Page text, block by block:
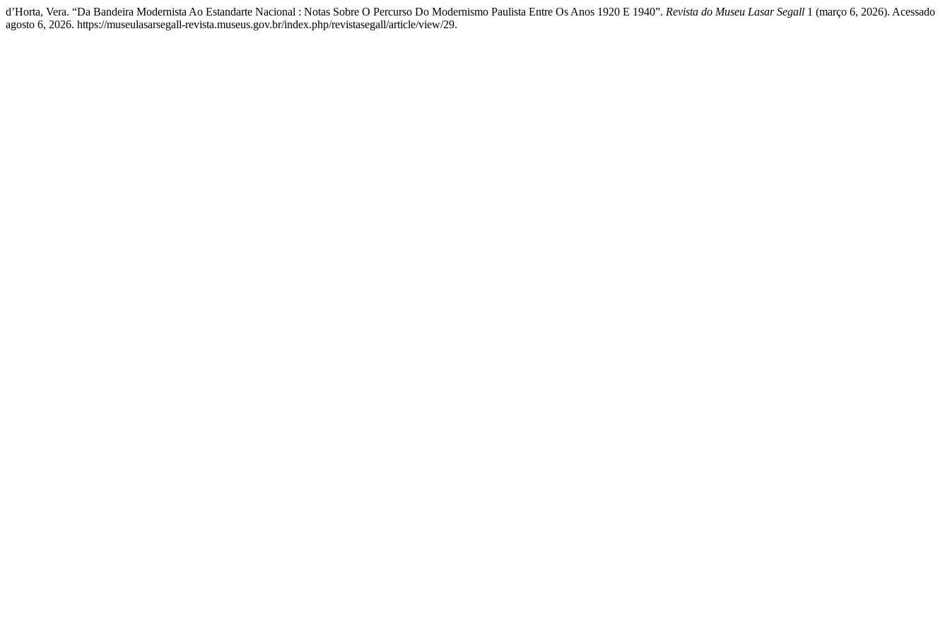
d’Horta, Vera. “Da Bandeira Modernista Ao Estandarte Nacional : Notas Sobre O Percurso Do Modernismo Paulista Entre Os Anos 1920 E 1940”. Revista do Museu Lasar Segall 1 (março 6, 2026). Acessado
agosto 6, 2026. https://museulasarsegall-revista.museus.gov.br/index.php/revistasegall/article/view/29.